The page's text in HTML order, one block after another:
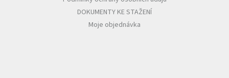
DOKUMENTY KE STAŽENÍ
Moje objednávka